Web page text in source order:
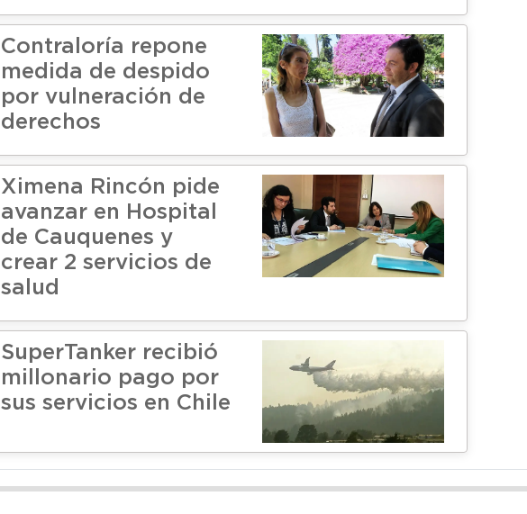
Contraloría repone
medida de despido
por vulneración de
derechos
Ximena Rincón pide
avanzar en Hospital
de Cauquenes y
crear 2 servicios de
salud
SuperTanker recibió
millonario pago por
sus servicios en Chile